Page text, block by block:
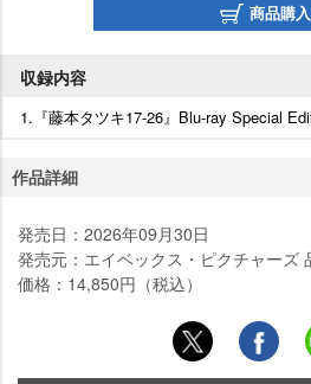
商品購入
収録内容
1.『藤本タツキ17-26』Blu-ray Special
作品詳細
発売日：2026年09月30日
発売元：エイベックス・ピクチャーズ
価格：14,850円（税込）